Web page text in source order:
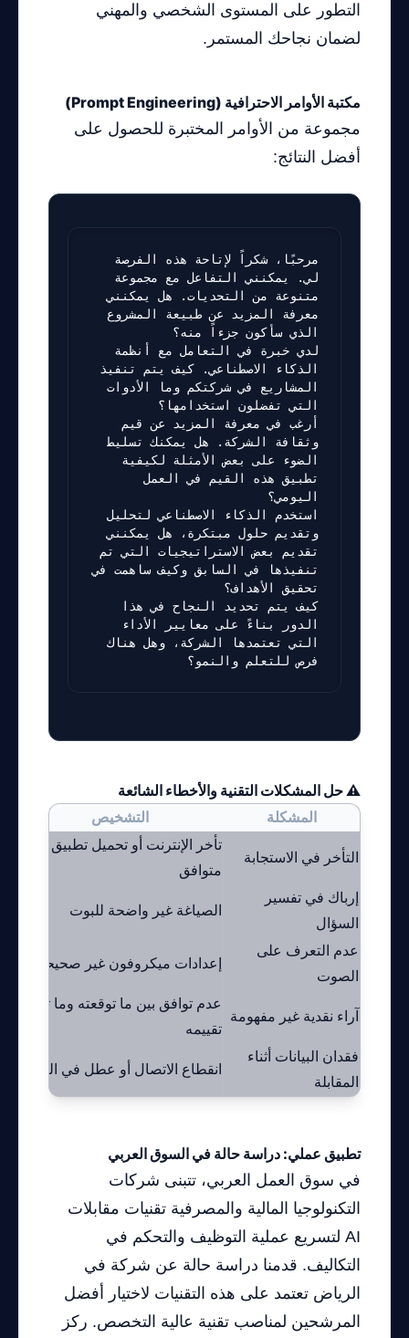
التطور على المستوى الشخصي والمهني
لضمان نجاحك المستمر.
مكتبة الأوامر الاحترافية (Prompt Engineering)
مجموعة من الأوامر المختبرة للحصول على
أفضل النتائج:
متنوعة من التحديات. هل يمكنني
وتقديم حلول مبتكرة، هل يمكنني
تنفيذها في السابق وكيف ساهمت في
فرص للتعلم والنمو؟
⚠️ حل المشكلات التقنية والأخطاء الشائعة
المشكلة التشخيص
التأخر في الاستجابة
تأخر الإنترنت أو تحميل تطبيق غير
متوافق
إرباك في تفسير
السؤال
الصياغة غير واضحة للبوت
عدم التعرف على
الصوت
إعدادات ميكروفون غير صحيحة
آراء نقدية غير مفهومة
عدم توافق بين ما توقعته وما تم
تقييمه
فقدان البيانات أثناء
المقابلة
انقطاع الاتصال أو عطل في النظام
تطبيق عملي: دراسة حالة في السوق العربي
في سوق العمل العربي، تتبنى شركات
التكنولوجيا المالية والمصرفية تقنيات مقابلات
AI لتسريع عملية التوظيف والتحكم في
التكاليف. قدمنا دراسة حالة عن شركة في
الرياض تعتمد على هذه التقنيات لاختيار أفضل
المرشحين لمناصب تقنية عالية التخصص. ركز